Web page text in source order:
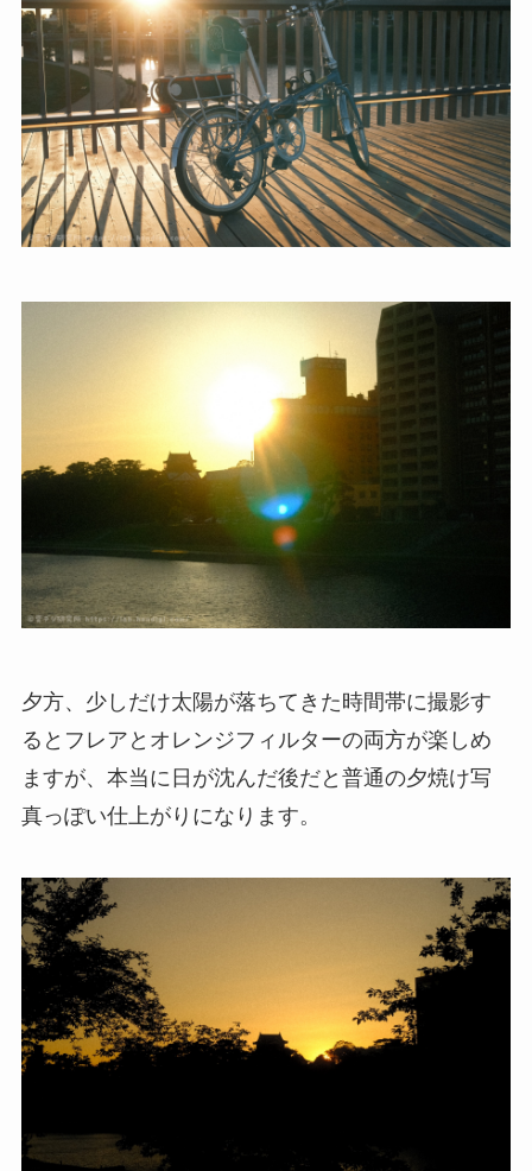
夕方、少しだけ太陽が落ちてきた時間帯に撮影す
るとフレアとオレンジフィルターの両方が楽しめ
ますが、本当に日が沈んだ後だと普通の夕焼け写
真っぽい仕上がりになります。